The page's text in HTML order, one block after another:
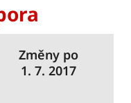
Změny po
1. 7. 2017